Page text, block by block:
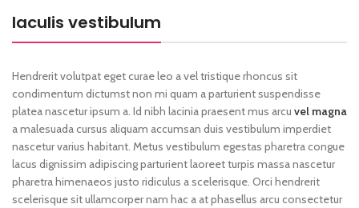
Iaculis vestibulum
Hendrerit volutpat eget curae leo a vel tristique rhoncus sit
condimentum dictumst non mi quam a parturient suspendisse
platea nascetur ipsum a. Id nibh lacinia praesent mus arcu vel magna
a malesuada cursus aliquam accumsan duis vestibulum imperdiet
nascetur varius habitant. Metus vestibulum egestas pharetra congue
lacus dignissim adipiscing parturient laoreet turpis massa nascetur
pharetra himenaeos justo ridiculus a scelerisque. Orci hendrerit
scelerisque sit ullamcorper nam hac a at phasellus arcu consectetur